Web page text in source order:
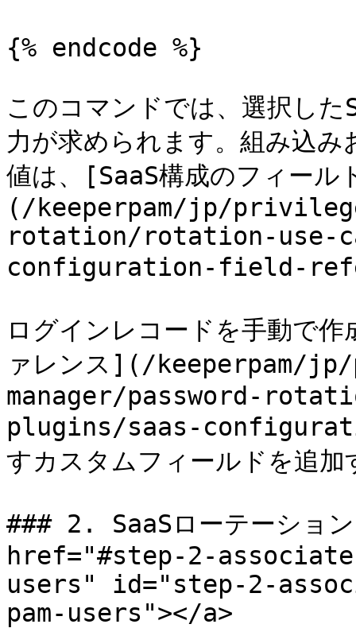
{% endcode %}
このコマンドでは、選択し
力が求められます。組み込
値は、[SaaS構成のフィール
(/keeperpam/jp/
rotation/rotation-use-
configuration-field-
ログインレコードを手動で
ァレンス](/keeperpam/
manager/password-
plugins/saas-
すカスタムフィールドを追
### 2. SaaSローテーション
href="#step-2-
users" id="step-2-
pam-users"></a>